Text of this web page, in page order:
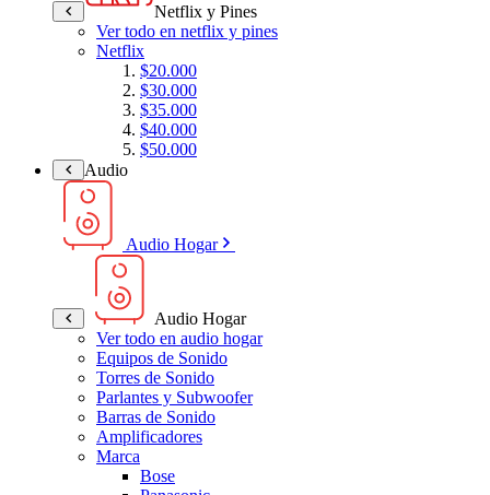
Netflix y Pines
Ver todo en netflix y pines
Netflix
$20.000
$30.000
$35.000
$40.000
$50.000
Audio
Audio Hogar
Audio Hogar
Ver todo en audio hogar
Equipos de Sonido
Torres de Sonido
Parlantes y Subwoofer
Barras de Sonido
Amplificadores
Marca
Bose